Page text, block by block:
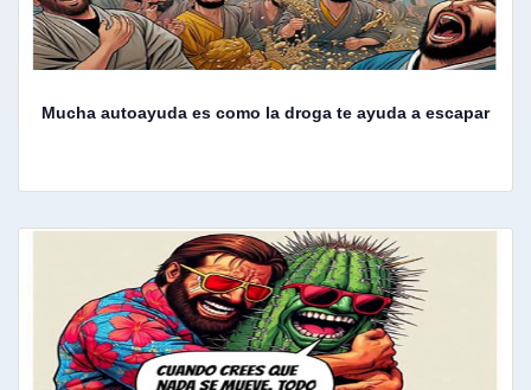
Mucha autoayuda es como la droga te ayuda a escapar